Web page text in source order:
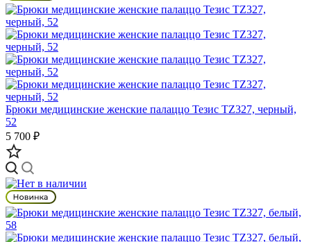
Брюки медицинские женские палаццо Тезис TZ327, черный,
52
5 700 ₽